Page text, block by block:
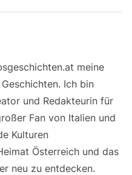
meine
Ich bin
und Redakteurin für
Fan von Italien und
Kulturen
Österreich und das
neu zu entdecken.